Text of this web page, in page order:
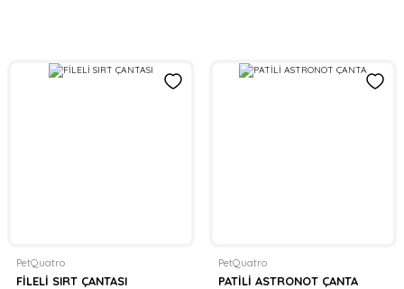
PetQuatro
FİLELİ SIRT ÇANTASI
PetQuatro
PATİLİ ASTRONOT ÇANTA